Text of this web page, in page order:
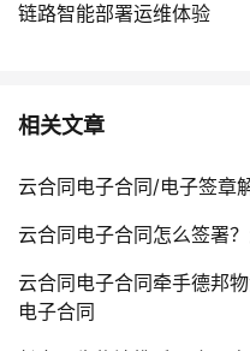
链路智能部署运维体验
相关文章
云合同电子合同/电子签章
云合同电子合同怎么签署
云合同电子合同牵手德邦
电子合同